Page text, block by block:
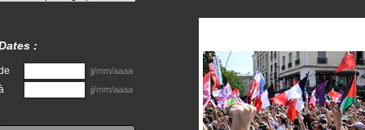
:
jj/mm/aaaa
jj/mm/aaaa